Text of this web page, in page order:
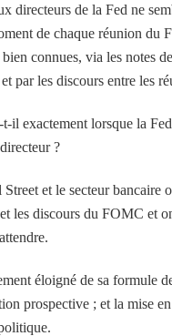
directeurs de la Fed ne
de chaque réunion du
connues, via les notes
par les discours entre les
t-il exactement lorsque la
?
et le secteur bancaire
les discours du FOMC et
éloigné de sa formule
prospective ; et la mise